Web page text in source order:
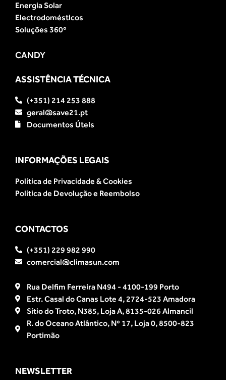
Energia Solar
Electrodomésticos
Soluções 360º
CANDY
ASSISTÊNCIA TÉCNICA
(+351) 214 253 888
geral@save21.pt
Documentos Úteis
INFORMAÇÕES LEGAIS
Política de Privacidade & Cookies
Política de Devolução e Reembolso
CONTACTOS
(+351) 229 982 990
comercial@climasun.com
Rua Delfim Ferreira N494 - 4100-199 Porto
Estr. Casal do Canas Lote 4, 2724-523 Amadora
Sítio do Troto, N385, Loja A, 8135-026 Almancil
R. do Oceano Atlântico, Nº 17, Loja 0, 8500-823
Portimão
NEWSLETTER